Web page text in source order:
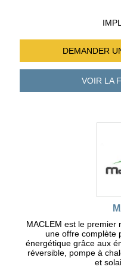
DEMANDER
VOIR LA
MACLEM est le premier
une offre complète
énergétique grâce aux
réversible, pompe à
et